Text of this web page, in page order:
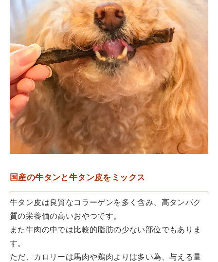
国産の牛タンと牛タン皮をミックス
牛タン皮は良質なコラーゲンを多く含み、高タンパク
質の栄養価の高いおやつです。
また牛肉の中では比較的脂肪の少ない部位でもありま
す。
ただ、カロリーは馬肉や鶏肉よりは多い為、与える量